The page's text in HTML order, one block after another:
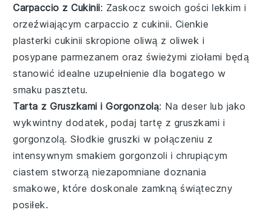
Carpaccio z Cukinii: Zaskocz swoich gości lekkim i
orzeźwiającymcarpaccio z cukinii. Cienkie
plasterkicukinii skropioneoliwą z oliwek i
posypane parmezanem oraz świeżymi ziołami będą
stanowić idealne uzupełnienie dla bogatego w
smaku pasztetu.
Tarta z Gruszkami i Gorgonzolą: Na deser lub jako
wykwintny dodatek, podaj tartę z gruszkami i
gorgonzolą. Słodkiegruszki w połączeniu z
intensywnym smakiemgorgonzoli i chrupiącym
ciastem stworzą niezapomniane doznania
smakowe, które doskonale zamkną świąteczny
posiłek.